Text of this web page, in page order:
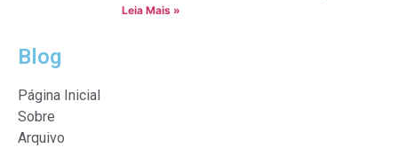
Leia Mais »
Blog
Página Inicial
Sobre
Arquivo